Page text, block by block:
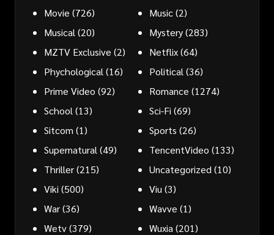
Movie (726) Music(2)
Musical (20) Mystery(283)
MZTV Exclusive (2) Netflix(64)
Phychological (16) Political (36)
Prime Video (92) Romance (1274)
School (13) Sci-Fi (69)
Sitcom (1) Sports (26)
Supernatural (49) TencentVideo (133)
Thriller(215) Uncategorized (10)
Viki (500) Viu (3)
War(36) Wavve (1)
Wetv(379) Wuxia (201)